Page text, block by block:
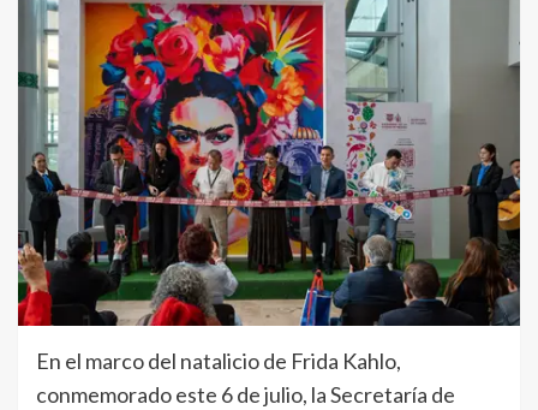
En el marco del natalicio de Frida Kahlo,
conmemorado este 6 de julio, la Secretaría de